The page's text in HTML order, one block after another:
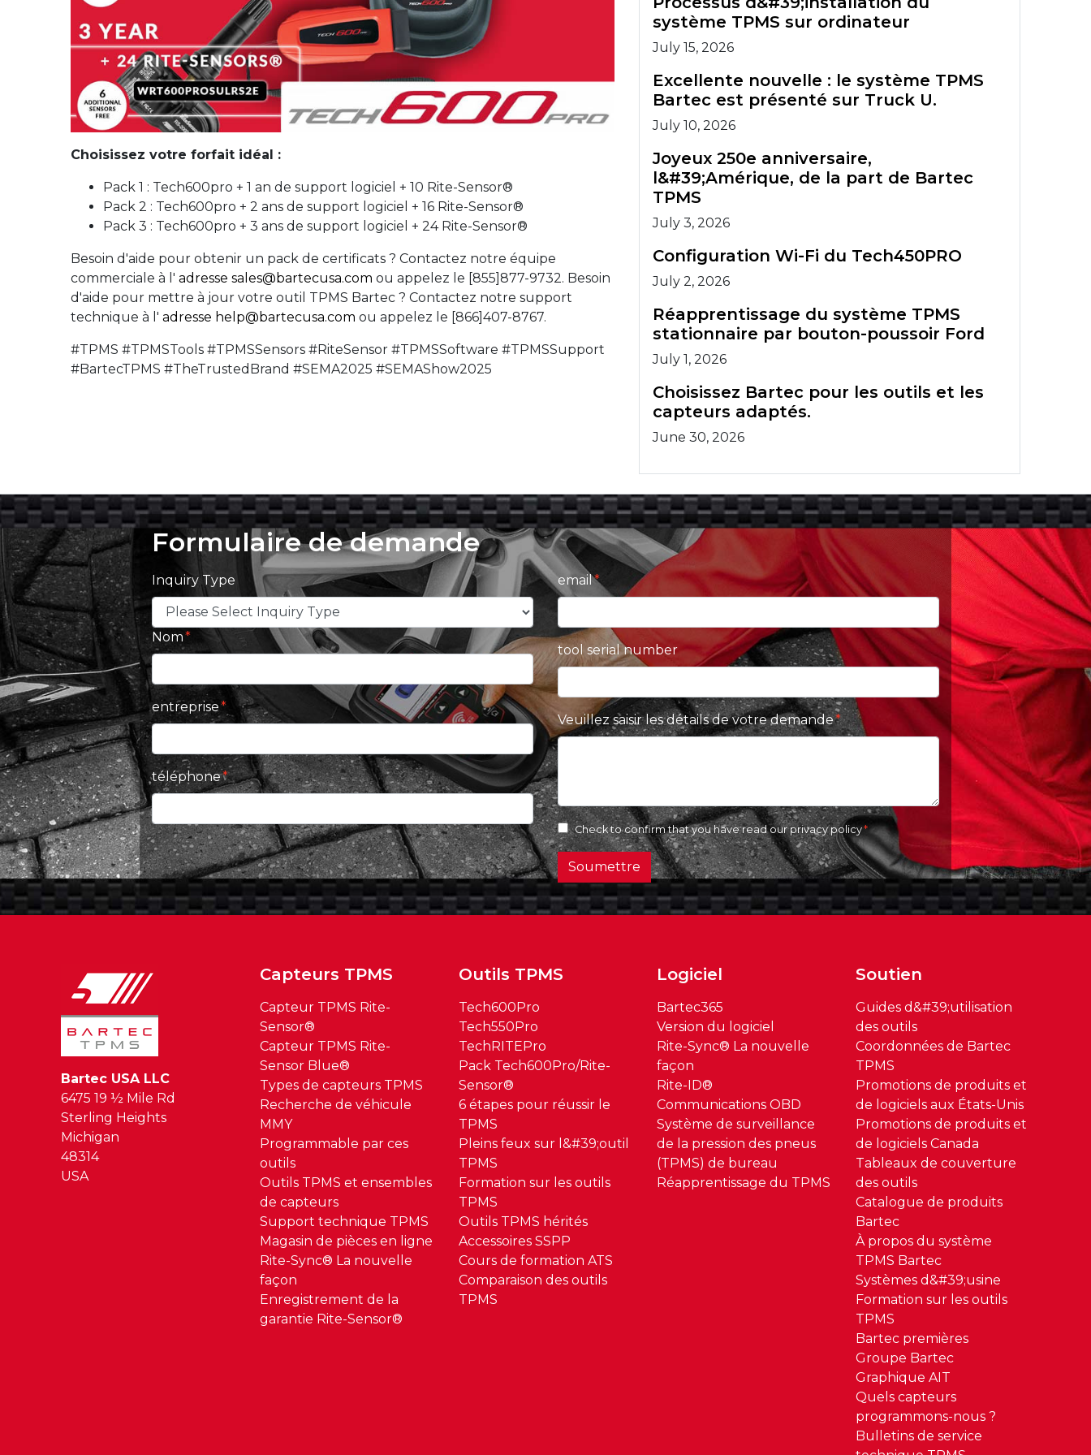
Choisissez votre forfait idéal :
Pack 1 : Tech600pro + 1 an de support logiciel + 10 Rite-Sensor®
Pack 2 : Tech600pro + 2 ans de support logiciel + 16 Rite-Sensor®
Pack 3 : Tech600pro + 3 ans de support logiciel + 24 Rite-Sensor®
Besoin d'aide pour obtenir un pack de certificats ? Contactez notre équipe
commerciale à l' adresse sales@bartecusa.com ou appelez le [855]877-9732. Besoin
d'aide pour mettre à jour votre outil TPMS Bartec ? Contactez notre support
technique à l' adresse help@bartecusa.com ou appelez le [866]407-8767.
#TPMS #TPMSTools #TPMSSensors #RiteSensor #TPMSSoftware #TPMSSupport
#BartecTPMS #TheTrustedBrand #SEMA2025 #SEMAShow2025
système TPMS sur ordinateur
July 15, 2026
Excellente nouvelle : le système TPMS
Bartec est présenté sur Truck U.
July 10, 2026
Joyeux 250e anniversaire,
l&#39;Amérique, de la part de Bartec
TPMS
July 3, 2026
Configuration Wi-Fi du Tech450PRO
July 2, 2026
Réapprentissage du système TPMS
stationnaire par bouton-poussoir Ford
July 1, 2026
Choisissez Bartec pour les outils et les
capteurs adaptés.
June 30, 2026
Formulaire de demande
Inquiry Type
Nom
entreprise
téléphone
email
tool serial number
Veuillez saisir les détails de votre demande
Check to confirm that you have read ourprivacy policy
Soumettre
Bartec USA LLC
6475 19 ½ Mile Rd
Sterling Heights
Michigan
48314
USA
Capteurs TPMS
Capteur TPMS Rite-
Sensor®
Capteur TPMS Rite-
Sensor Blue®
Types de capteurs TPMS
Recherche de véhicule
MMY
Programmable par ces
outils
Outils TPMS et ensembles
de capteurs
Support technique TPMS
Magasin de pièces en ligne
Rite-Sync® La nouvelle
façon
Enregistrement de la
garantie Rite-Sensor®
Outils TPMS
Tech600Pro
Tech550Pro
TechRITEPro
Pack Tech600Pro/Rite-
Sensor®
6 étapes pour réussir le
TPMS
Pleins feux sur l&#39;outil
TPMS
Formation sur les outils
TPMS
Outils TPMS hérités
Accessoires SSPP
Cours de formation ATS
Comparaison des outils
TPMS
Logiciel
Bartec365
Version du logiciel
Rite-Sync® La nouvelle
façon
Rite-ID®
Communications OBD
Système de surveillance
de la pression des pneus
(TPMS) de bureau
Réapprentissage du TPMS
Soutien
Guides d&#39;utilisation
des outils
Coordonnées de Bartec
TPMS
Promotions de produits et
de logiciels aux États-Unis
Promotions de produits et
de logiciels Canada
Tableaux de couverture
des outils
Catalogue de produits
Bartec
À propos du système
TPMS Bartec
Systèmes d&#39;usine
Formation sur les outils
TPMS
Bartec premières
Groupe Bartec
Graphique AIT
Quels capteurs
programmons-nous ?
Bulletins de service